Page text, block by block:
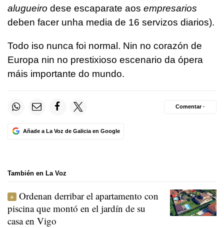
alugueiro dese escaparate aos empresarios
deben facer unha media de 16 servizos diarios).
Todo iso nunca foi normal. Nin no corazón de
Europa nin no prestixioso escenario da ópera
máis importante do mundo.
Añade a La Voz de Galicia en Google
Comentar ·
También en La Voz
Ordenan derribar el apartamento con
piscina que montó en el jardín de su
casa en Vigo